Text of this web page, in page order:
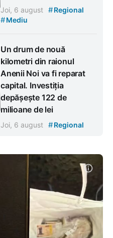
Joi, 6 august #Regional
#Mediu
Un drum de nouă
kilometri din raionul
Anenii Noi va fi reparat
capital. Investiția
depășește 122 de
milioane de lei
Joi, 6 august #Regional